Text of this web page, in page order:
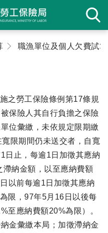
職漁單位及個人欠費試算
之勞工保險條例第17條規
保險人其自行負擔之保險
位彙繳，未依規定限期繳
限期間仍未送交者，自寬
日止，每逾1日加徵其應納
納金額，以至應納費額
以前每逾1日加徵其應納
限，97年5月16日以後每
至應納費額20%為限）。
金彙繳本局；加徵滯納金